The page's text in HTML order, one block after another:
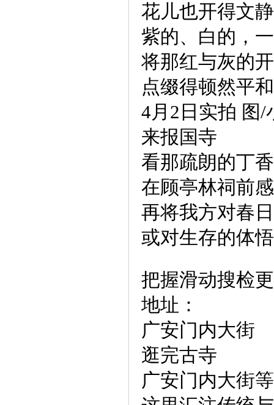
花儿也开得文静
紫的、白的，
将那红与灰的
点缀得顿然平
4月2日实拍 图/
来报国寺
看那疏朗的丁
在顾亭林祠前
再将我方对春
或对生存的体
把握滑动搜检
地址：
广安门内大街
逛完古寺
广安门内大街